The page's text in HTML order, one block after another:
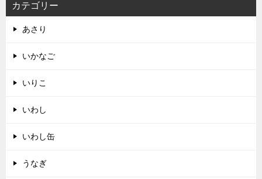
カテゴリー
あさり
いかなご
いりこ
いわし
いわし缶
うなぎ